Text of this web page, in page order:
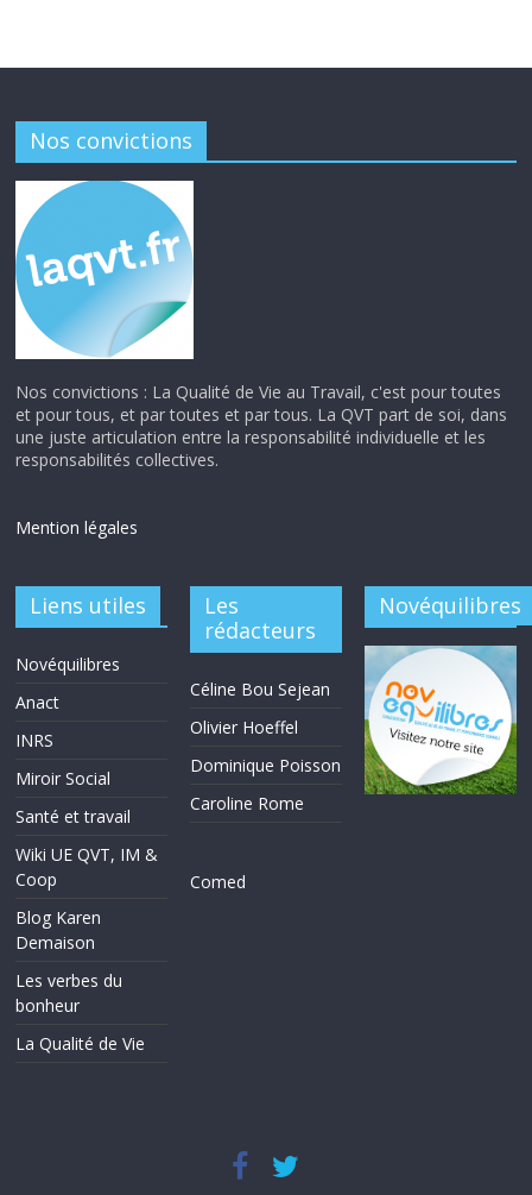
Nos convictions
Nos convictions : La Qualité de Vie au Travail, c'est pour toutes
et pour tous, et par toutes et par tous. La QVT part de soi, dans
une juste articulation entre la responsabilité individuelle et les
responsabilités collectives.
Mention légales
Liens utiles
Novéquilibres
Anact
INRS
Miroir Social
Santé et travail
Wiki UE QVT, IM &
Coop
Blog Karen
Demaison
Les verbes du
bonheur
La Qualité de Vie
Les
rédacteurs
Céline Bou Sejean
Olivier Hoeffel
Dominique Poisson
Caroline Rome
Comed
Novéquilibres